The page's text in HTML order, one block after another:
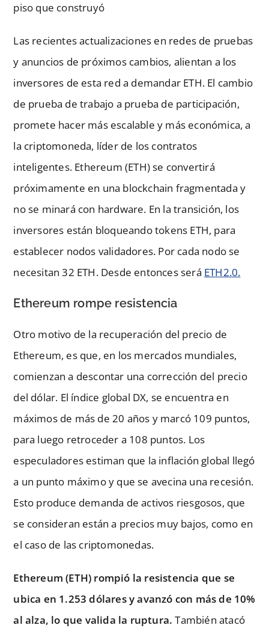
piso que construyó
Las recientes actualizaciones en redes de pruebas
y anuncios de próximos cambios, alientan a los
inversores de esta red a demandar ETH. El cambio
de prueba de trabajo a prueba de participación,
promete hacer más escalable y más económica, a
la criptomoneda, líder de los contratos
inteligentes. Ethereum (ETH) se convertirá
próximamente en una blockchain fragmentada y
no se minará con hardware. En la transición, los
inversores están bloqueando tokens ETH, para
establecer nodos validadores. Por cada nodo se
necesitan 32 ETH. Desde entonces será ETH2.0.
Ethereum rompe resistencia
Otro motivo de la recuperación del precio de
Ethereum, es que, en los mercados mundiales,
comienzan a descontar una corrección del precio
del dólar. El índice global DX, se encuentra en
máximos de más de 20 años y marcó 109 puntos,
para luego retroceder a 108 puntos. Los
especuladores estiman que la inflación global llegó
a un punto máximo y que se avecina una recesión.
Esto produce demanda de activos riesgosos, que
se consideran están a precios muy bajos, como en
el caso de las criptomonedas.
Ethereum (ETH) rompió la resistencia que se
ubica en 1.253 dólares y avanzó con más de 10%
al alza, lo que valida la ruptura. También atacó